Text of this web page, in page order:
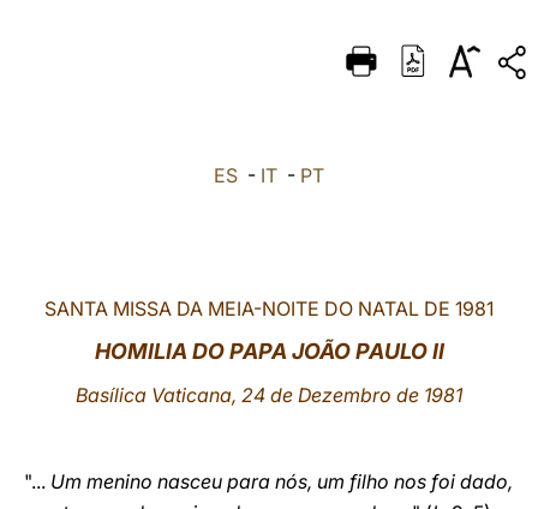
DEUTSCH
ES - IT - PT
SANTA MISSA DA MEIA-NOITE DO NATAL DE 1981
HOMILIA DO PAPA JOÃO PAULO II
Basílica Vaticana, 24 de Dezembro de 1981
"... Um menino nasceu para nós, um filho nos foi dado,